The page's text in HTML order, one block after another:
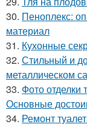
30. Пеноплекс:
материал
31. Кухонные
32. Стильный и
металлическом
33. Фото отделки
Основные
34. Ремонт